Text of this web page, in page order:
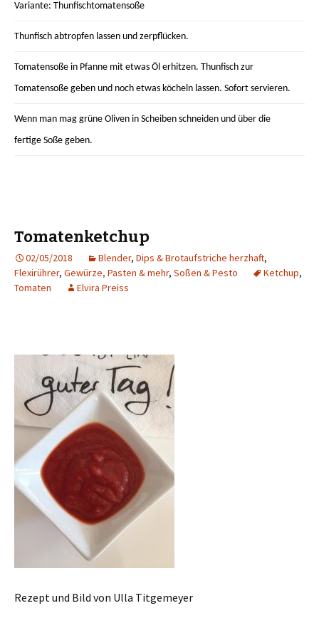
Variante: Thunfischtomatensoße
Thunfisch abtropfen lassen und zerpflücken.
Tomatensoße in Pfanne mit etwas Öl erhitzen. Thunfisch zur
Tomatensoße geben und noch etwas köcheln lassen. Sofort servieren.
Wenn man mag grüne Oliven in Scheiben schneiden und über die
fertige Soße geben.
Tomatenketchup
02/05/2018 Blender, Dips & Brotaufstriche herzhaft,
Flexirührer, Gewürze, Pasten & mehr, Soßen & Pesto Ketchup,
Tomaten
Elvira Preiss
Rezept und Bild von Ulla Titgemeyer